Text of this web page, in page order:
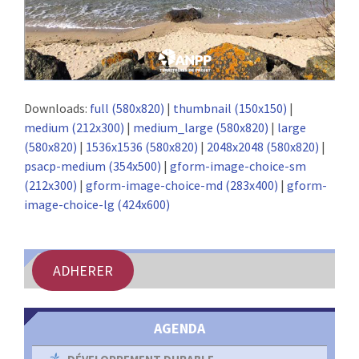
Downloads: full (580x820) | thumbnail (150x150) |
medium (212x300) | medium_large (580x820) | large
(580x820) | 1536x1536 (580x820) | 2048x2048 (580x820) |
psacp-medium (354x500) | gform-image-choice-sm
(212x300) | gform-image-choice-md (283x400) | gform-
image-choice-lg (424x600)
ADHERER
AGENDA